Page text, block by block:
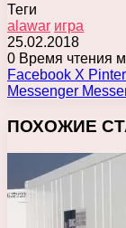
Теги
alawar игра
25.02.2018
0 Время чтения
Facebook X
Messenger
ПОХОЖИЕ